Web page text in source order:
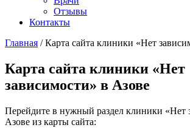
Отзывы
Контакты
Главная /Карта сайта клиники «Нет
Карта сайта клиники «Нет
зависимости» в Азове
Перейдите в нужный раздел клиники «Нет
Азове из карты сайта: